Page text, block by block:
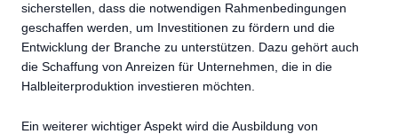
sicherstellen, dass die notwendigen Rahmenbedingungen
geschaffen werden, um Investitionen zu fördern und die
Entwicklung der Branche zu unterstützen. Dazu gehört auch
die Schaffung von Anreizen für Unternehmen, die in die
Halbleiterproduktion investieren möchten.
Ein weiterer wichtiger Aspekt wird die Ausbildung von